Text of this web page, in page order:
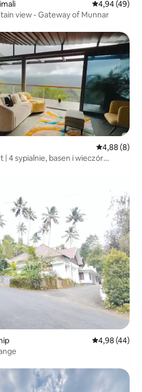
Średnia
4,94 (49)
view - Gateway of Munnar
Średnia
4,88 (8)
| 4 sypialnie, basen i wieczór
Średnia
4,98 (44)
Wybór gości